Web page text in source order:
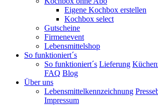
Eigene Kochbox erstellen
Kochbox select
Gutscheine
Firmenevent
Lebensmittelshop
So funktioniert´s
So funktioniert´s Lieferung
FAQ Blog
Über uns
Lebensmittelkennzeichnung
Impressum